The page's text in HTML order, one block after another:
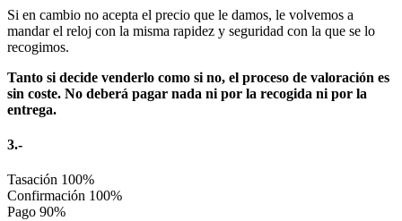
Si en cambio no acepta el precio que le damos, le volvemos a
mandar el reloj con la misma rapidez y seguridad con la que se lo
recogimos.
Tanto si decide venderlo como si no, el proceso de valoración es
sin coste. No deberá pagar nada ni por la recogida ni por la
entrega.
3.-
Tasación 100%
Confirmación 100%
Pago 90%